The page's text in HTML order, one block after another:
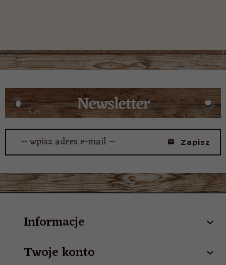
-- wpisz adres e-mail -- Zapisz
Informacje
Twoje konto